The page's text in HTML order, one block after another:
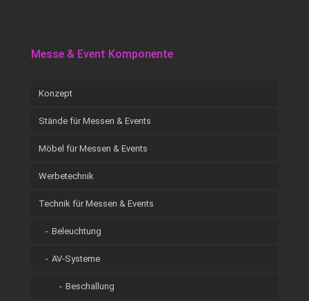
Messe & Event Komponente
Konzept
Stände für Messen & Events
Möbel für Messen & Events
Werbetechnik
Technik für Messen & Events
Beleuchtung
AV-Systeme
Beschallung